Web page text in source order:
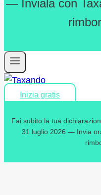
— Inviala con
Inizia gratis
Fai subito la tua
31 luglio 2026 — Invia